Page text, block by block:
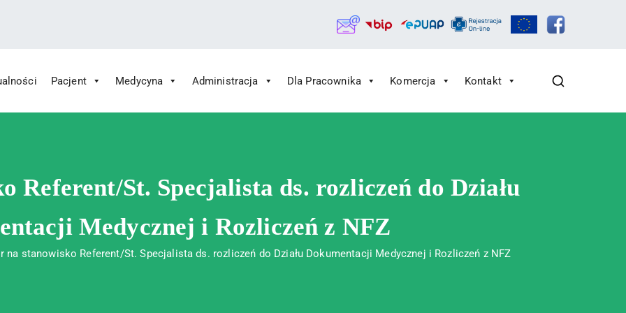
Św. Rafała w Czerwonej Górze
Rafała w Czerwonej Górze
Pacjent Medycyna Administracja Dla Pracownika Komercja Kontakt
Referent/St. Specjalista ds. rozliczeń do Działu
Medycznej i Rozliczeń z NFZ
na stanowisko Referent/St. Specjalista ds. rozliczeń do Działu Dokumentacji Medycznej i Rozliczeń z NFZ